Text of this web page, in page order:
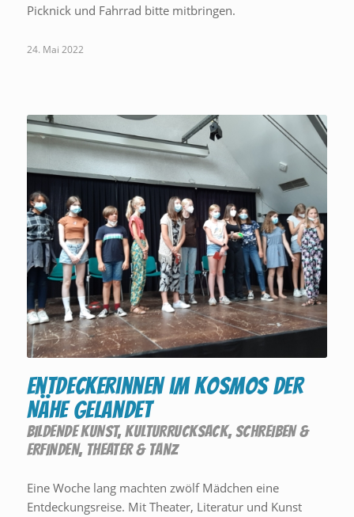
Picknick und Fahrrad bitte mitbringen.
24. Mai 2022
Entdeckerinnen im Kosmos der
Nähe gelandet
BILDENDE KUNST,KULTURRUCKSACK,SCHREIBEN &
ERFINDEN, THEATER & TANZ
Eine Woche lang machten zwölf Mädchen eine
Entdeckungsreise. Mit Theater, Literatur und Kunst